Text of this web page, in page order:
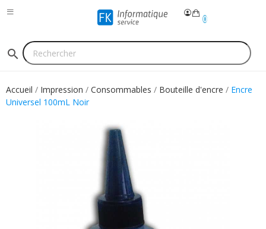
0
search
Accueil Impression Consommables Bouteille d'encre
Encre
Universel 100mL Noir